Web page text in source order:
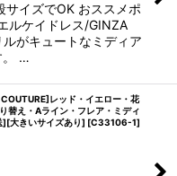
サイズでOK おススメポ
ルケイドレス/GINZA
がキュートなミディア
。 …
レッド・イエロー・花
替え・Aライン・フレア・ミディ
][大きいサイズあり] [C33106-1]